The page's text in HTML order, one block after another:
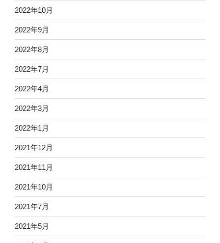
2022年10月
2022年9月
2022年8月
2022年7月
2022年4月
2022年3月
2022年1月
2021年12月
2021年11月
2021年10月
2021年7月
2021年5月